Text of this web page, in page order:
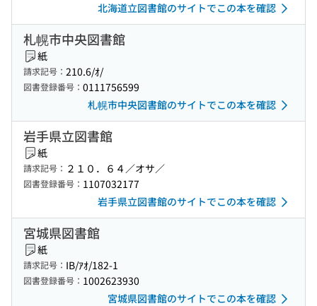
北海道立図書館のサイトでこの本を確認
札幌市中央図書館
紙
請求記号： 210.6/ｵ/
図書登録番号： 0111756599
札幌市中央図書館のサイトでこの本を確認
岩手県立図書館
紙
請求記号： ２１０．６４／オサ／
図書登録番号： 1107032177
岩手県立図書館のサイトでこの本を確認
宮城県図書館
紙
請求記号： IB/ｱｵ/182-1
図書登録番号： 1002623930
宮城県図書館のサイトでこの本を確認